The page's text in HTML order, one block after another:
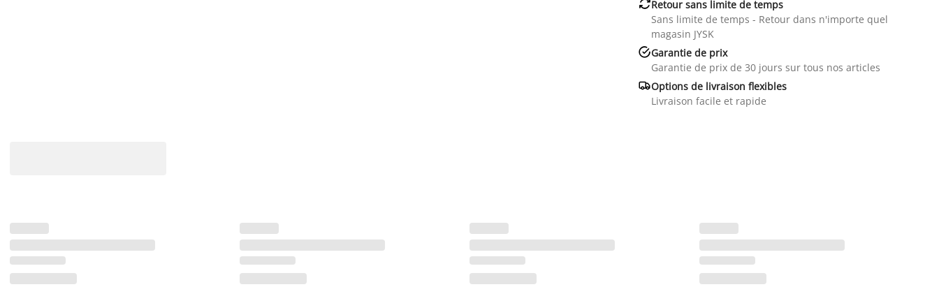
Retour sans limite de temps
Sans limite de temps - Retour dans n'importe quel
magasin JYSK
Garantie de prix
Garantie de prix de 30 jours sur tous nos articles
Options de livraison flexibles
Livraison facile et rapide